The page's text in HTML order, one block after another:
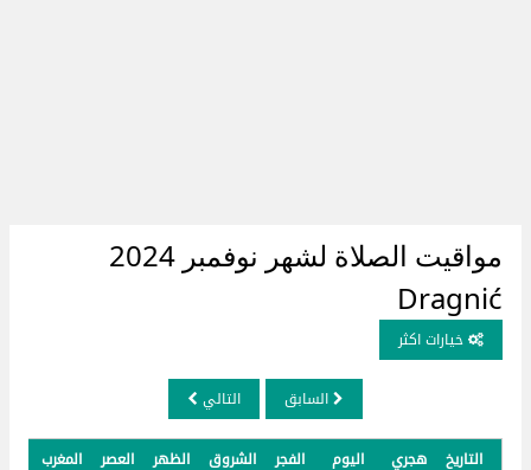
مواقيت الصلاة لشهر نوفمبر 2024
Dragnić
خيارات اكثر
السابق التالي
التاريخ هجري اليوم الفجر الشروق الظهر العصر المغرب